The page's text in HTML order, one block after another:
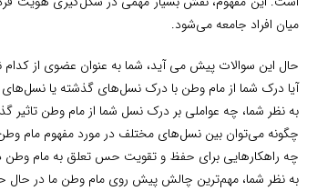
میان افراد جامعه می‌شود.
حال این سوالات پیش می آید، شما به عنوان عضوی از کدام
آیا درک شما از مام وطن با درک نسل‌های گذشته یا
به نظر شما، چه عواملی بر درک نسل شما از مام وطن تاثیر
چگونه می‌توان بین نسل‌های مختلف در مورد مفهوم مام
چه راهکارهایی برای حفظ و تقویت حس تعلق به مام وطن
به نظر شما، مهم‌ترین چالش پیش روی مام وطن ما در